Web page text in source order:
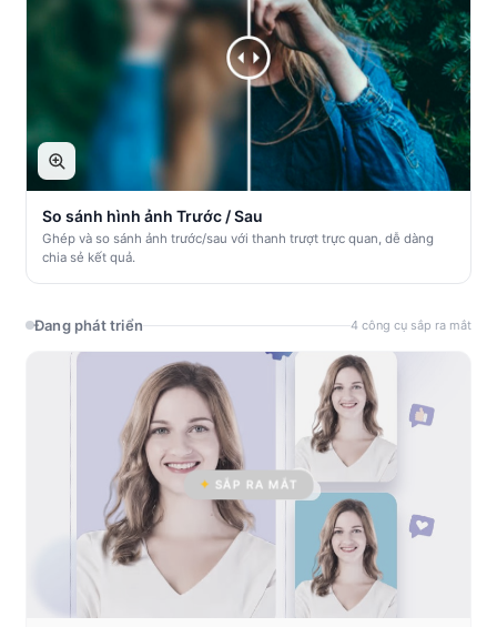
So sánh hình ảnh Trước / Sau
Ghép và so sánh ảnh trước/sau với thanh trượt trực quan, dễ dàng
chia sẻ kết quả.
Đang phát triển 4 công cụ sắp ra mắt
SẮP RA MẮT